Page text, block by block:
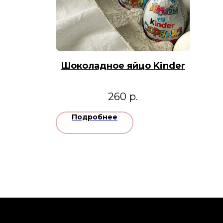
Шоколадное яйцо Kinder
260 р.
Подробнее